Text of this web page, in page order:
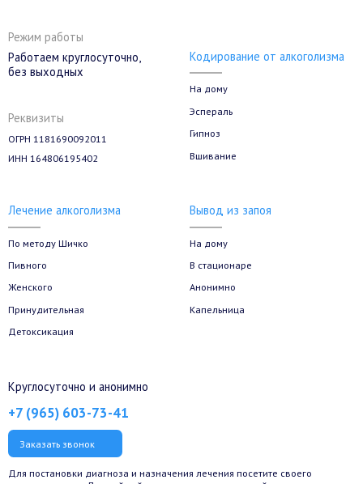
Режим работы
Работаем круглосуточно,
без выходных
Реквизиты
ОГРН 1181690092011
ИНН 164806195402
Кодирование от алкоголизма
На дому
Эспераль
Гипноз
Вшивание
Лечение алкоголизма
По методу Шичко
Пивного
Женского
Принудительная
Детоксикация
Вывод из запоя
На дому
В стационаре
Анонимно
Капельница
Круглосуточно и анонимно
+7 (965) 603-73-41
Заказать звонок
Для постановки диагноза и назначения лечения посетите своего